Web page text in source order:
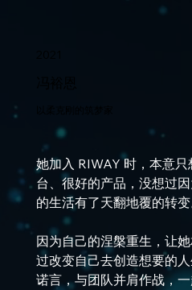
她加入 RIWAY 时，本意
台、很好的产品，没想过
的生活有了天翻地覆的转变
因为自己的涅槃重生，让
过改变自己去创造想要的
诺言，与团队并肩作战，